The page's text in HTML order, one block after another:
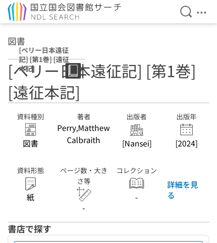
検索を
メ
図書
[ペリー日本遠征
記] [第1巻] [遠征
本記]
[ペリー日本遠征記] [第1巻]
[遠征本記]
資料種別
図書
著者
Perry,Matthew
Calbraith
出版者
[Nansei]
出版年
[2024]
資料形態
紙
ページ数・大き
さ等
-
コレクション
-
詳細を見
る
書店で探す